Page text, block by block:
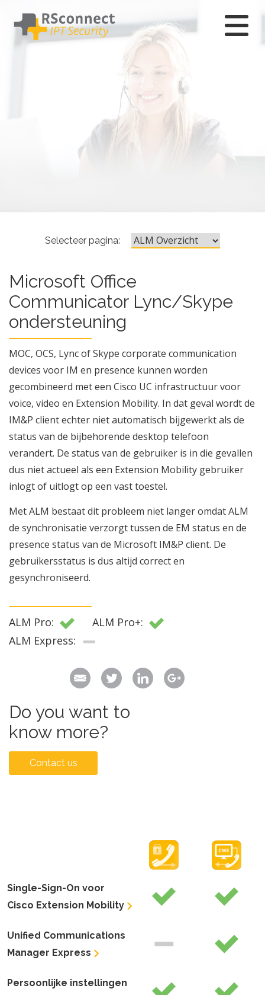
naar
hoofdcontent
Selecteer pagina:
Microsoft Office
Communicator Lync/Skype
ondersteuning
MOC, OCS, Lync of Skype corporate communication
devices voor IM en presence kunnen worden
gecombineerd met een Cisco UC infrastructuur voor
voice, video en Extension Mobility. In dat geval wordt de
IM&P client echter niet automatisch bijgewerkt als de
status van de bijbehorende desktop telefoon
verandert. De status van de gebruiker is in die gevallen
dus niet actueel als een Extension Mobility gebruiker
inlogt of uitlogt op een vast toestel.
Met ALM bestaat dit probleem niet langer omdat ALM
de synchronisatie verzorgt tussen de EM status en de
presence status van de Microsoft IM&P client. De
gebruikersstatus is dus altijd correct en
gesynchroniseerd.
ALM Pro:
ALM Pro+:
ALM Express:
Do you want to
know more?
Contact us
Single-Sign-On voor
Cisco Extension Mobility
Unified Communications
Manager Express
Persoonlijke instellingen